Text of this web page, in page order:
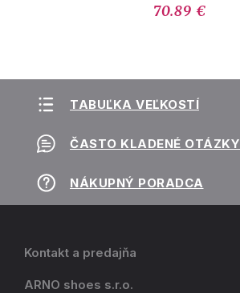
70.89 €
TABUĽKA VEĽKOSTÍ
ČASTO KLADENÉ OTÁZKY
NÁKUPNÝ PORADCA
Kontakt a predajňa
ARNO shoes s.r.o.